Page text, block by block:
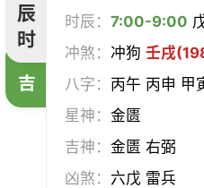
辰
时
吉
时辰：7:00-9:00
冲煞：冲狗壬戌
八字： 丙午 丙申 甲
星神：金匮
吉神：金匮 右弼
凶煞： 六戊 雷兵